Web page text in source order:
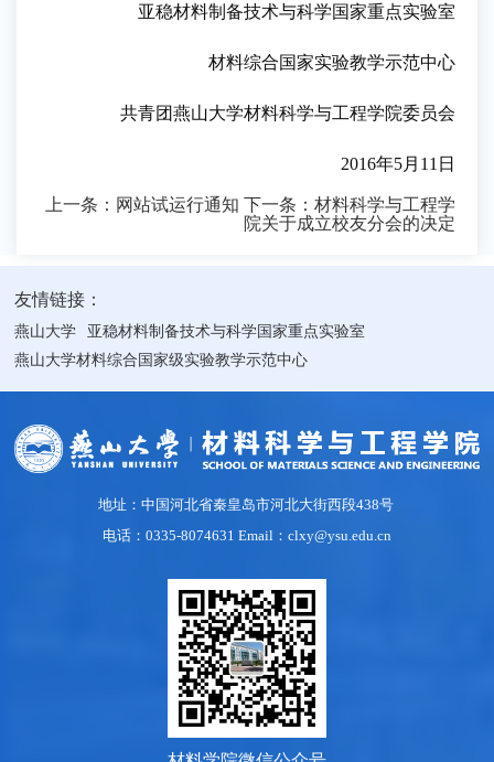
亚稳材料制备技术与科学国家重点实验室
材料综合国家实验教学示范中心
共青团燕山大学材料科学与工程学院委员会
2016年5月11日
上一条： 网站试运行通知 下一条： 材料科学与工程学
院关于成立校友分会的决定
友情链接：
燕山大学
亚稳材料制备技术与科学国家重点实验室
燕山大学材料综合国家级实验教学示范中心
地址：中国河北省秦皇岛市河北大街西段438号
电话：0335-8074631 Email：clxy@ysu.edu.cn